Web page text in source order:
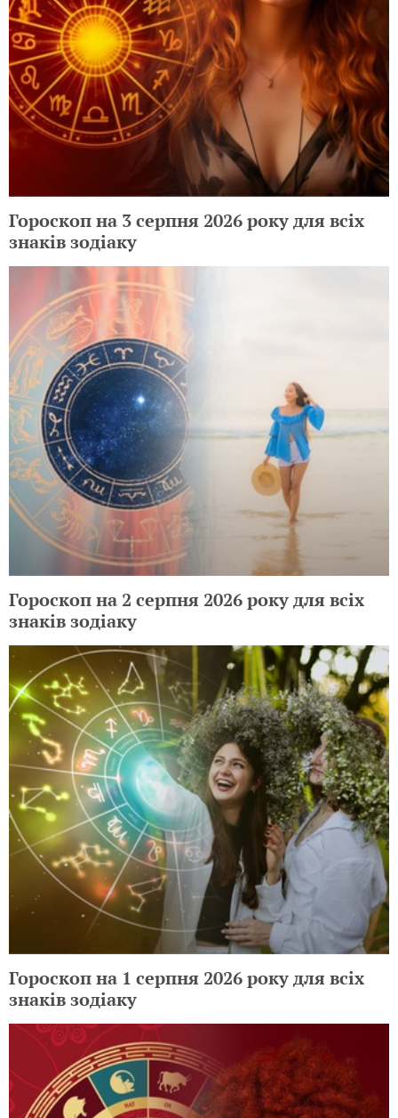
Гороскоп на 3 серпня 2026 року для всіх
знаків зодіаку
Гороскоп на 2 серпня 2026 року для всіх
знаків зодіаку
Гороскоп на 1 серпня 2026 року для всіх
знаків зодіаку